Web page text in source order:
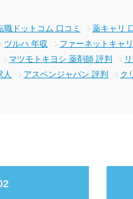
職ドットコム 口コミ 薬キャリ
ツルハ 年収 ファーネットキャ
マツモトキヨシ 薬剤師 評判
人 アスペンジャパン 評判
ク